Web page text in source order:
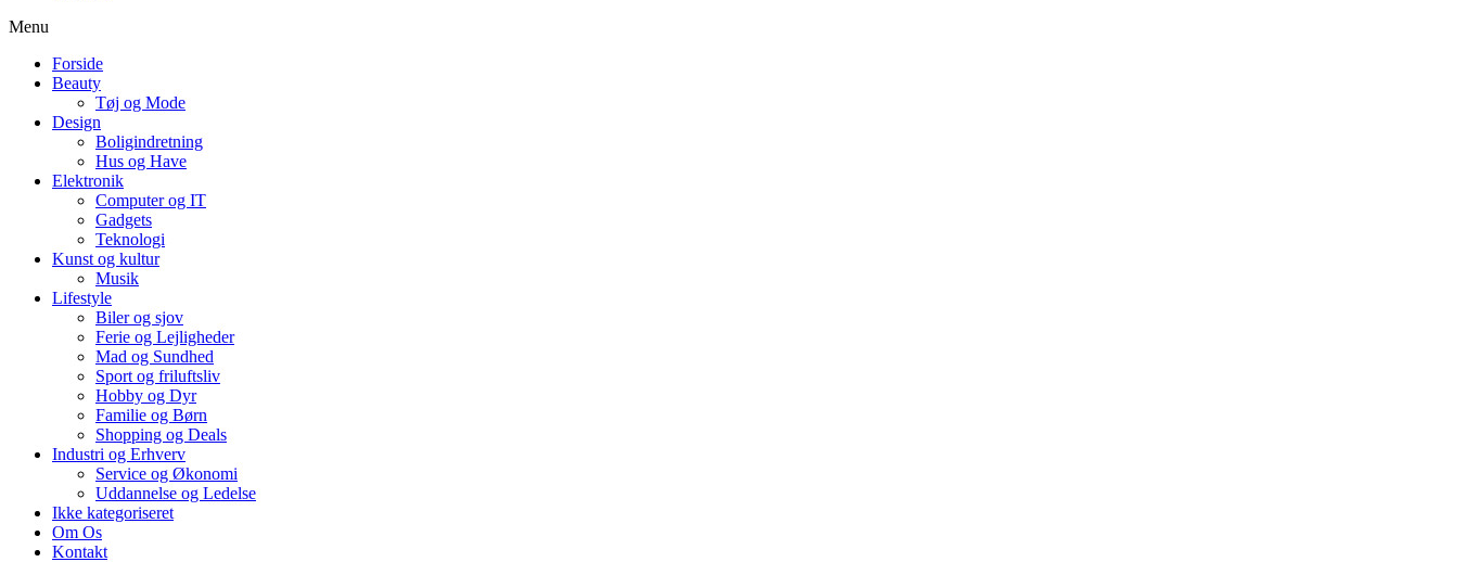
Menu
Forside
Beauty
Tøj og Mode
Design
Boligindretning
Hus og Have
Elektronik
Computer og IT
Gadgets
Teknologi
Kunst og kultur
Musik
Lifestyle
Biler og sjov
Ferie og Lejligheder
Mad og Sundhed
Sport og friluftsliv
Hobby og Dyr
Familie og Børn
Shopping og Deals
Industri og Erhverv
Service og Økonomi
Uddannelse og Ledelse
Ikke kategoriseret
Om Os
Kontakt